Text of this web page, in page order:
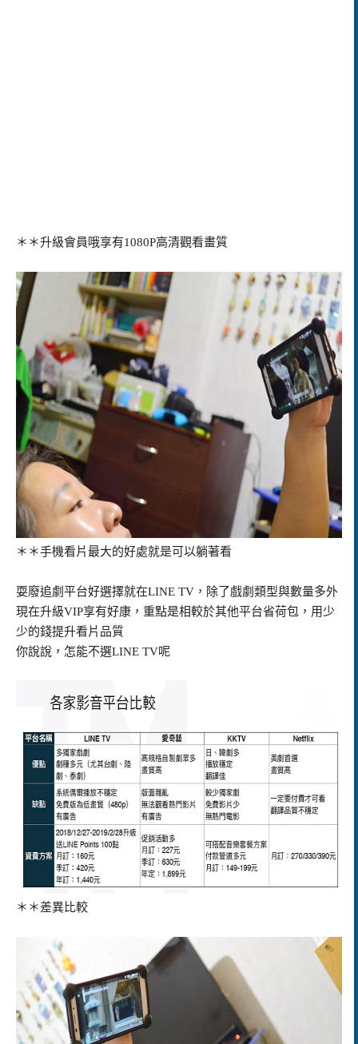
＊＊升級會員哦享有1080P高清觀看畫質
＊＊手機看片最大的好處就是可以躺著看
耍廢追劇平台好選擇就在LINE TV，除了戲劇類型與數量多外
現在升級VIP享有好康，重點是相較於其他平台省荷包，用少
少的錢提升看片品質
你說說，怎能不選LINE TV呢
＊＊差異比較